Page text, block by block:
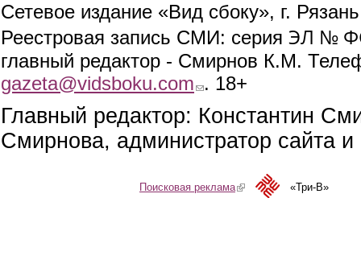
Сетевое издание «Вид сбоку», г.
Реестровая запись СМИ: серия ЭЛ №
главный редактор - Смирнов К.М.
gazeta@vidsboku.com (link sends e-mail)
. 18+
Главный редактор: Константин
Смирнова, администратор сайта
Поисковая реклама(link is external)«Три-В»